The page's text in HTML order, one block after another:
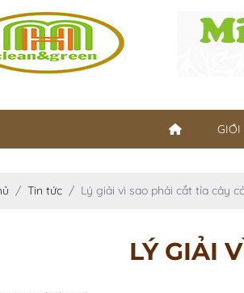
GIỚI
Tin tức Lý giải vì sao phải cắt tỉa cây
LÝ GIẢI